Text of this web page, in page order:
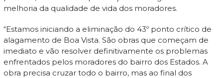
melhoria da qualidade de vida dos moradores.
“Estamos iniciando a eliminação do 43º ponto crítico de
alagamento de Boa Vista. São obras que começam de
imediato e vão resolver definitivamente os problemas
enfrentados pelos moradores do bairro dos Estados. A
obra precisa cruzar todo o bairro, mas ao final dos